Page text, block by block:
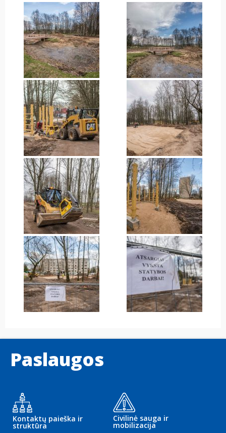
Paslaugos
Kontaktų paieška ir
struktūra
Civilinė sauga ir
mobilizacija